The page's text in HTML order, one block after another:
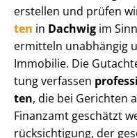
erstellen und prüfen
ten in Dachwig im
ermitteln unabhängig
Immobilie. Die
tung verfassen
ten, die bei Gerichten
Finanzamt geschätzt
rück­sich­ti­gung, der